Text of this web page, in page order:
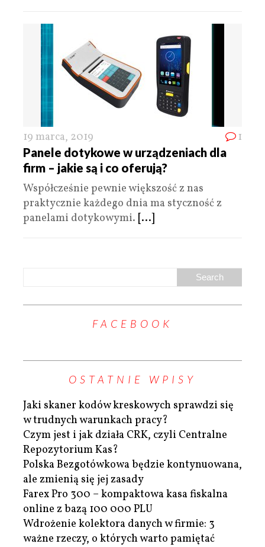
19 marca, 2019 1
Panele dotykowe w urządzeniach dla
firm – jakie są i co oferują?
Współcześnie pewnie większość z nas
praktycznie każdego dnia ma styczność z
panelami dotykowymi. [...]
FACEBOOK
OSTATNIE WPISY
Jaki skaner kodów kreskowych sprawdzi się
w trudnych warunkach pracy?
Czym jest i jak działa CRK, czyli Centralne
Repozytorium Kas?
Polska Bezgotówkowa będzie kontynuowana,
ale zmienią się jej zasady
Farex Pro 300 – kompaktowa kasa fiskalna
online z bazą 100 000 PLU
Wdrożenie kolektora danych w firmie: 3
ważne rzeczy, o których warto pamiętać